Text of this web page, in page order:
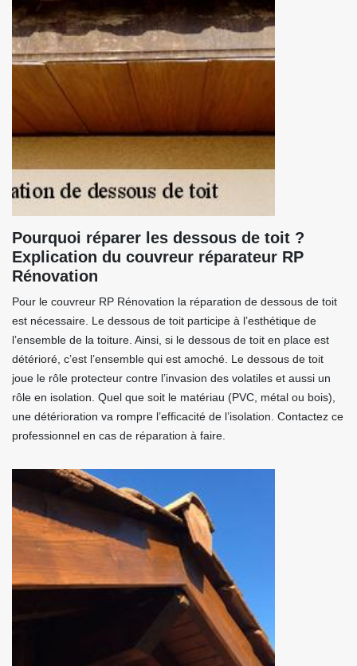
Pourquoi réparer les dessous de toit ?
Explication du couvreur réparateur RP
Rénovation
Pour le couvreur RP Rénovation la réparation de dessous de toit
est nécessaire. Le dessous de toit participe à l’esthétique de
l’ensemble de la toiture. Ainsi, si le dessous de toit en place est
détérioré, c’est l’ensemble qui est amoché. Le dessous de toit
joue le rôle protecteur contre l’invasion des volatiles et aussi un
rôle en isolation. Quel que soit le matériau (PVC, métal ou bois),
une détérioration va rompre l’efficacité de l’isolation. Contactez ce
professionnel en cas de réparation à faire.